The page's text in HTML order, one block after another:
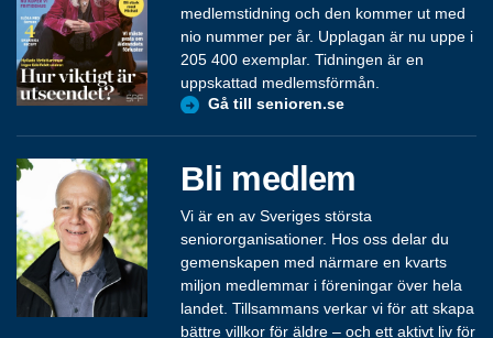
medlemstidning och den kommer ut med
nio nummer per år. Upplagan är nu uppe i
205 400 exemplar. Tidningen är en
uppskattad medlemsförmån.
Gå till senioren.se
Bli medlem
Vi är en av Sveriges största
seniororganisationer. Hos oss delar du
gemenskapen med närmare en kvarts
miljon medlemmar i föreningar över hela
landet. Tillsammans verkar vi för att skapa
bättre villkor för äldre – och ett aktivt liv för